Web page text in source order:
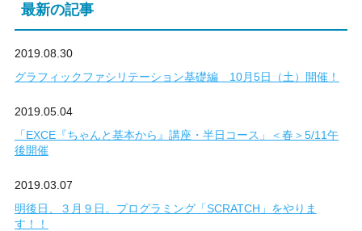
最新の記事
2019.08.30
グラフィックファシリテーション基礎編 10月5日（土）開催！
2019.05.04
「EXCE『ちゃんと基本から』講座・半日コース」＜春＞5/11午
後開催
2019.03.07
明後日、３月９日。プログラミング「SCRATCH」をやりま
す！！